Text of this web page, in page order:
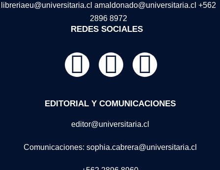
libreriaeu@universitaria.cl amaldonado@universitaria.cl +562
2896 8972
REDES SOCIALES
EDITORIAL Y COMUNICACIONES
editor@universitaria.cl
Comunicaciones: sophia.cabrera@universitaria.cl